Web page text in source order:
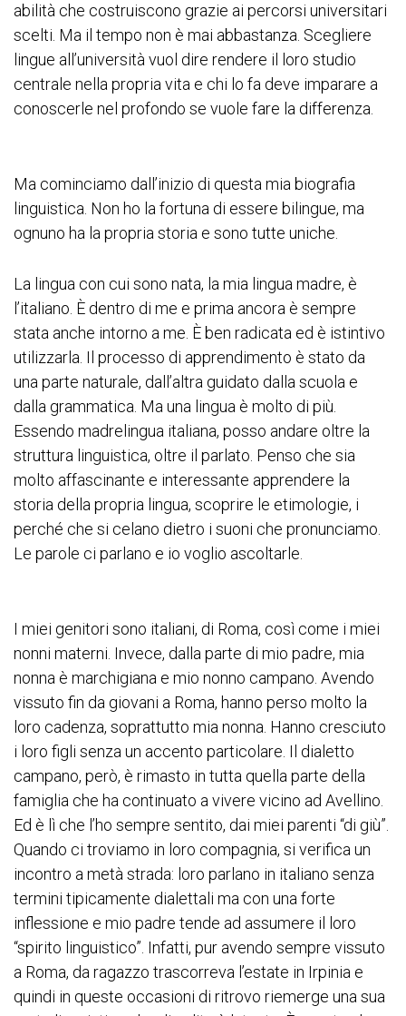
abilità che costruiscono grazie ai percorsi universitari
scelti. Ma il tempo non è mai abbastanza. Scegliere
lingue all’università vuol dire rendere il loro studio
centrale nella propria vita e chi lo fa deve imparare a
conoscerle nel profondo se vuole fare la differenza.
Ma cominciamo dall’inizio di questa mia biografia
linguistica. Non ho la fortuna di essere bilingue, ma
ognuno ha la propria storia e sono tutte uniche.
La lingua con cui sono nata, la mia lingua madre, è
l’italiano. È dentro di me e prima ancora è sempre
stata anche intorno a me. È ben radicata ed è istintivo
utilizzarla. Il processo di apprendimento è stato da
una parte naturale, dall’altra guidato dalla scuola e
dalla grammatica. Ma una lingua è molto di più.
Essendo madrelingua italiana, posso andare oltre la
struttura linguistica, oltre il parlato. Penso che sia
molto affascinante e interessante apprendere la
storia della propria lingua, scoprire le etimologie, i
perché che si celano dietro i suoni che pronunciamo.
Le parole ci parlano e io voglio ascoltarle.
I miei genitori sono italiani, di Roma, così come i miei
nonni materni. Invece, dalla parte di mio padre, mia
nonna è marchigiana e mio nonno campano. Avendo
vissuto fin da giovani a Roma, hanno perso molto la
loro cadenza, soprattutto mia nonna. Hanno cresciuto
i loro figli senza un accento particolare. Il dialetto
campano, però, è rimasto in tutta quella parte della
famiglia che ha continuato a vivere vicino ad Avellino.
Ed è lì che l’ho sempre sentito, dai miei parenti “di giù”.
Quando ci troviamo in loro compagnia, si verifica un
incontro a metà strada: loro parlano in italiano senza
termini tipicamente dialettali ma con una forte
inflessione e mio padre tende ad assumere il loro
“spirito linguistico”. Infatti, pur avendo sempre vissuto
a Roma, da ragazzo trascorreva l’estate in Irpinia e
quindi in queste occasioni di ritrovo riemerge una sua